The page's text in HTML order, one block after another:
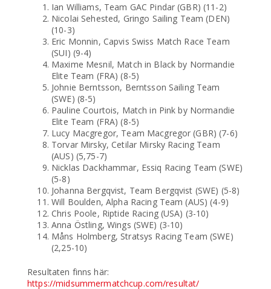
Ian Williams, Team GAC Pindar (GBR) (11-2)
Nicolai Sehested, Gringo Sailing Team (DEN)
(10-3)
Eric Monnin, Capvis Swiss Match Race Team
(SUI) (9-4)
Maxime Mesnil, Match in Black by Normandie
Elite Team (FRA) (8-5)
Johnie Berntsson, Berntsson Sailing Team
(SWE) (8-5)
Pauline Courtois, Match in Pink by Normandie
Elite Team (FRA) (8-5)
Lucy Macgregor, Team Macgregor (GBR) (7-6)
Torvar Mirsky, Cetilar Mirsky Racing Team
(AUS) (5,75-7)
Nicklas Dackhammar, Essiq Racing Team (SWE)
(5-8)
Johanna Bergqvist, Team Bergqvist (SWE) (5-8)
Will Boulden, Alpha Racing Team (AUS) (4-9)
Chris Poole, Riptide Racing (USA) (3-10)
Anna Östling, Wings (SWE) (3-10)
Måns Holmberg, Stratsys Racing Team (SWE)
(2,25-10)
Resultaten finns här:
https://midsummermatchcup.com/resultat/